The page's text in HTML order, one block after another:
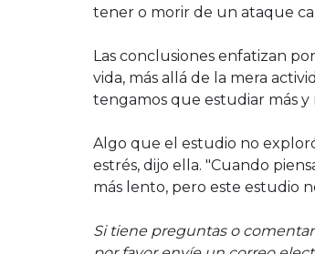
tener o morir de un ataque
Las conclusiones enfatizan
vida, más allá de la mera
tengamos que estudiar más y
Algo que el estudio no
estrés, dijo ella. "Cuando
más lento, pero este estudio
Si tiene preguntas o